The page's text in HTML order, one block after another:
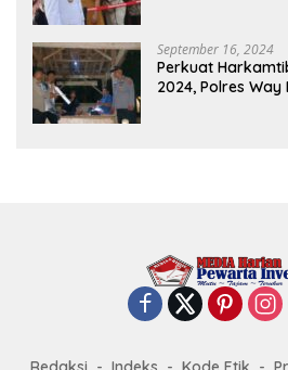
2025-2030 Di
September 16, 2024
Perkuat
2024, Polres